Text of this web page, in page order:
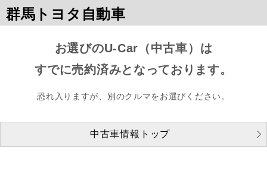
群馬トヨタ自動車
お選びのU-Car（中古車）は
すでに売約済みとなっております。
恐れ入りますが、別のクルマをお選びください。
中古車情報トップ